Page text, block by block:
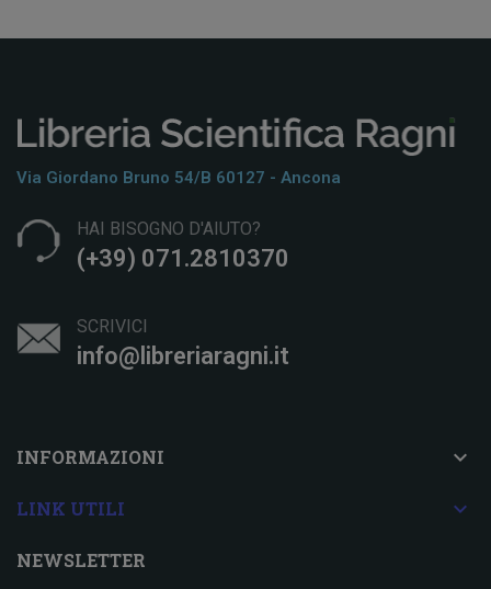
Via Giordano Bruno 54/b 60127 - Ancona
HAI BISOGNO D'AIUTO?
(+39) 071.2810370
SCRIVICI
info@libreriaragni.it
INFORMAZIONI 
LINK UTILI 
NEWSLETTER